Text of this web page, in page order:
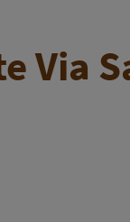
Via